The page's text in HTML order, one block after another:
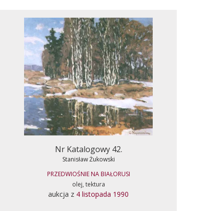
Nr Katalogowy 42.
Stanisław Żukowski
PRZEDWIOŚNIE NA BIAŁORUSI
olej, tektura
aukcja z 4 listopada 1990